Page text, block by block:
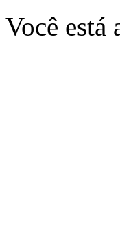
Você está